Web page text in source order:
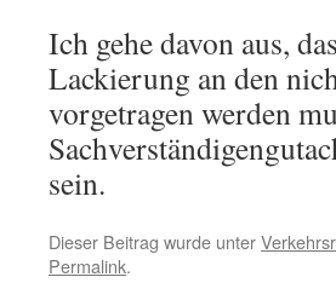
Ich gehe davon aus,
Lackierung an den
vorgetragen werden
sein.
Dieser Beitrag wurde unter
Permalink.